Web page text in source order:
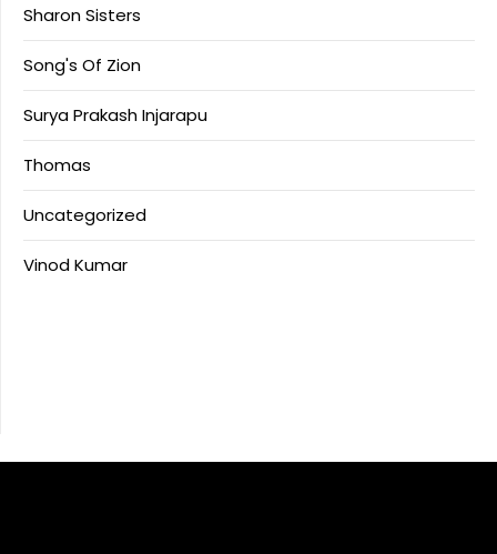
Sharon Sisters
Song's Of Zion
Surya Prakash Injarapu
Thomas
Uncategorized
Vinod Kumar